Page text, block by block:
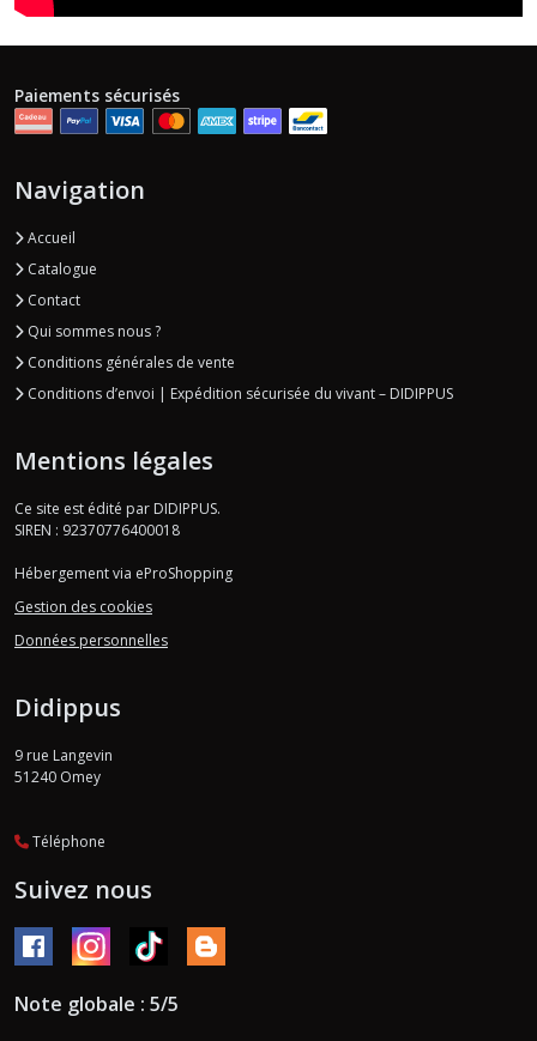
Paiements sécurisés
Navigation
Accueil
Catalogue
Contact
Qui sommes nous ?
Conditions générales de vente
Conditions d’envoi | Expédition sécurisée du vivant – DIDIPPUS
Mentions légales
Ce site est édité par DIDIPPUS.
SIREN : 92370776400018
Hébergement via eProShopping
Gestion des cookies
Données personnelles
Didippus
9 rue Langevin
51240 Omey
Téléphone
Suivez nous
Note globale : 5/5